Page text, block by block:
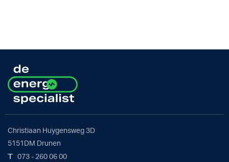
Christiaan Huygensweg 3D
5151DM Drunen
T 073 - 260 06 00